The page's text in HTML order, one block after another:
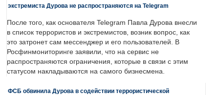
экстремиста Дурова не распространяются на Telegram
После того, как основателя Telegram Павла Дурова внесли
в список террористов и экстремистов, возник вопрос, как
это затронет сам мессенджер и его пользователей. В
Росфинмониторинге заявили, что на сервис не
распространяются ограничения, которые в связи с этим
статусом накладываются на самого бизнесмена.
ФСБ обвинила Дурова в содействии террористической